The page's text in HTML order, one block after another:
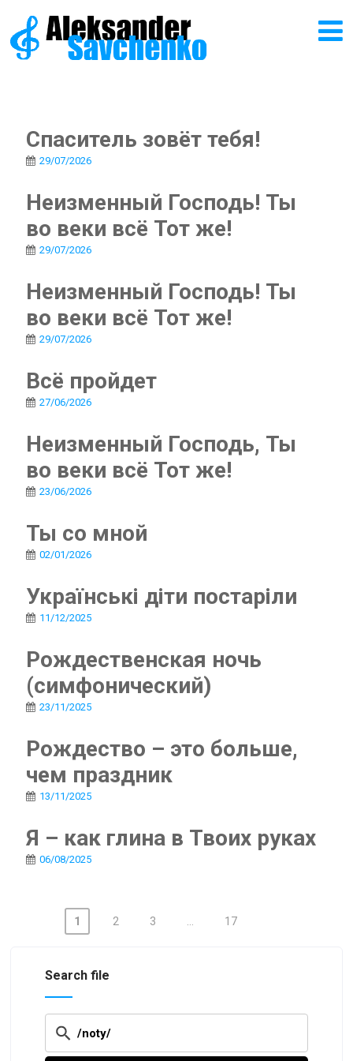
Спаситель зовёт тебя!
29/07/2026
Неизменный Господь! Ты
во веки всё Тот же!
29/07/2026
Неизменный Господь! Ты
во веки всё Тот же!
29/07/2026
Всё пройдет
27/06/2026
Неизменный Господь, Ты
во веки всё Тот же!
23/06/2026
Ты со мной
02/01/2026
Українські діти постаріли
11/12/2025
Рождественская ночь
(симфонический)
23/11/2025
Рождество – это больше,
чем праздник
13/11/2025
Я – как глина в Твоих руках
06/08/2025
navigation
1 2 3 17
Search file